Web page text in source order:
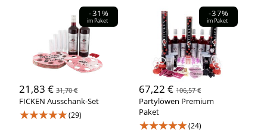
-31%
im Paket
21,83 €31,70 €
FICKEN Ausschank-Set
★★★★★(29)
-37%
im Paket
67,22 € 106,57 €
Partylöwen Premium
Paket
★★★★★(24)